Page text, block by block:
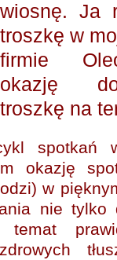
wiosnę. Ja
troszkę w
firmie
okazję
troszkę na
spotkań
okazję
w
nie tylko